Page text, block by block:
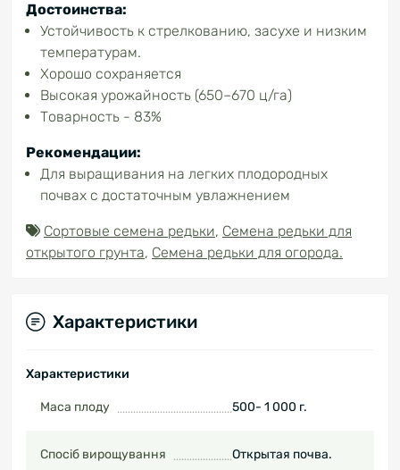
Достоинства:
Устойчивость к стрелкованию, засухе и низким
температурам.
Хорошо сохраняется
Высокая урожайность (650–670 ц/га)
Товарность - 83%
Рекомендации:
Для выращивания на легких плодородных
почвах с достаточным увлажнением
Сортовые семена редьки, Семена редьки для
открытого грунта, Семена редьки для огорода.
Характеристики
Характеристики
Маса плоду 500- 1 000 г.
Спосіб вирощування Открытая почва.